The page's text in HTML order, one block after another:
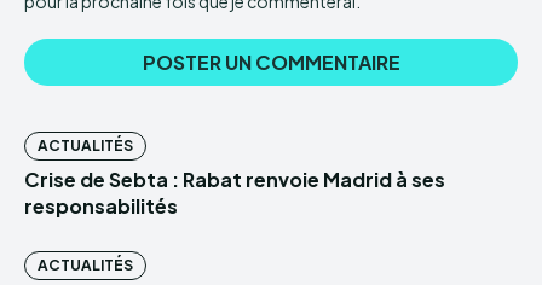
ACTUALITÉS
Crise de Sebta : Rabat renvoie Madrid à ses
responsabilités
ACTUALITÉS